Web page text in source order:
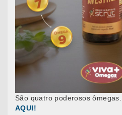
São quatro poderosos
AQUI!